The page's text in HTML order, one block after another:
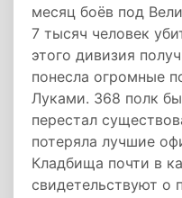
месяц боёв под
7 тысяч человек
этого дивизия
понесла огромные
Луками. 368 полк
перестал
потеряла лучшие
Кладбища почти в
свидетельствуют о